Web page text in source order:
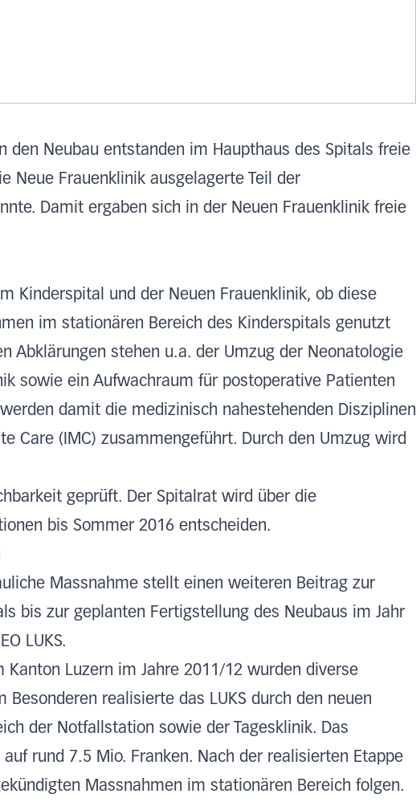
den Neubau entstanden im Haupthaus des Spitals freie
Neue Frauenklinik ausgelagerte Teil der
Damit ergaben sich in der Neuen Frauenklinik freie
Kinderspital und der Neuen Frauenklinik, ob diese
im stationären Bereich des Kinderspitals genutzt
Abklärungen stehen u.a. der Umzug der Neonatologie
sowie ein Aufwachraum für postoperative Patienten
damit die medizinisch nahestehenden Disziplinen
Care (IMC) zusammengeführt. Durch den Umzug wird
geprüft. Der Spitalrat wird über die
bis Sommer 2016 entscheiden.
Massnahme stellt einen weiteren Beitrag zur
bis zur geplanten Fertigstellung des Neubaus im Jahr
LUKS.
Luzern im Jahre 2011/12 wurden diverse
realisierte das LUKS durch den neuen
der Notfallstation sowie der Tagesklinik. Das
rund 7.5 Mio. Franken. Nach der realisierten Etappe
Massnahmen im stationären Bereich folgen.